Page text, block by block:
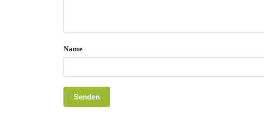
Name